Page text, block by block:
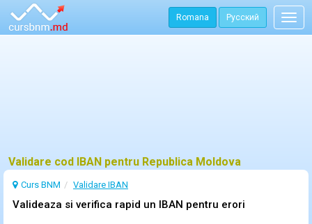
Romana Русский
Validare cod IBAN pentru Republica Moldova
Curs BNM Validare IBAN
Valideaza si verifica rapid un IBAN pentru erori